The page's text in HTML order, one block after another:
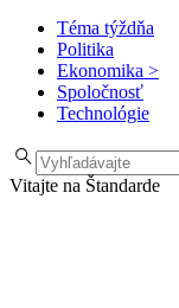
Téma týždňa
Politika
Ekonomika >
Spoločnosť
Technológie
Vitajte na Štandarde